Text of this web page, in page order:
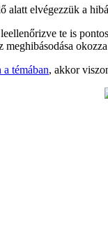
alatt elvégezzük a
te is
meghibásodása
a témában, akkor